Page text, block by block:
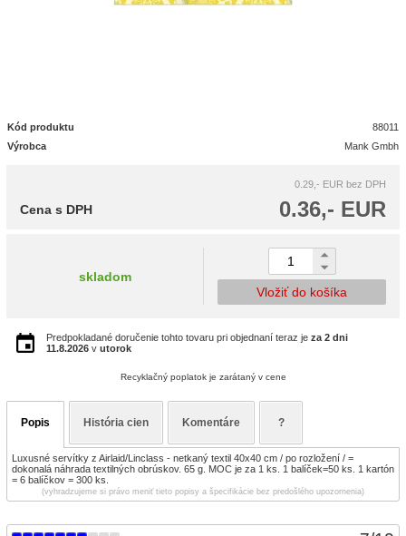
Kód produktu
88011
Výrobca
Mank Gmbh
0.29,- EUR bez DPH
0.36,- EUR
Cena s DPH
skladom
Vložiť do košíka
Predpokladané doručenie tohto tovaru pri objednaní teraz je za 2 dni
11.8.2026 v utorok
Recyklačný poplatok je zarátaný v cene
Popis História cien Komentáre ?
Luxusné servítky z Airlaid/Linclass - netkaný textil 40x40 cm / po rozložení / =
dokonalá náhrada textilných obrúskov. 65 g. MOC je za 1 ks. 1 balíček=50 ks. 1 kartón
= 6 balíčkov = 300 ks.
(vyhradzujeme si právo meniť tieto popisy a špecifikácie bez predošlého upozornenia)